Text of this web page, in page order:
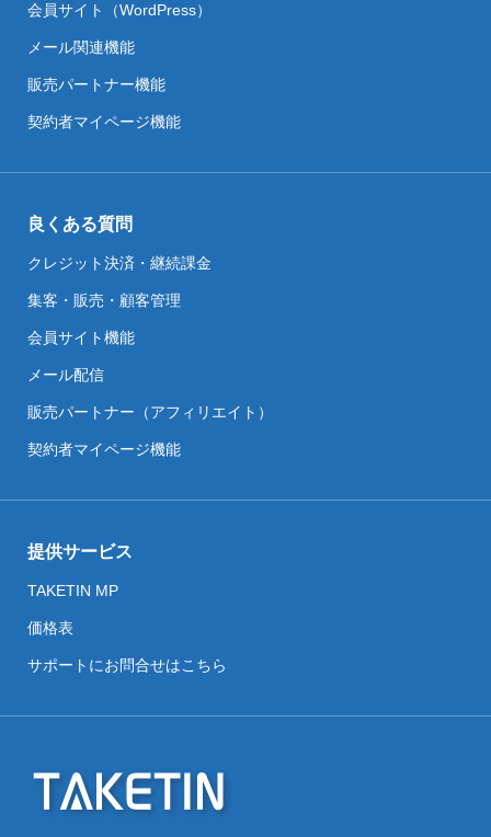
会員サイト（WordPress）
メール関連機能
販売パートナー機能
契約者マイページ機能
良くある質問
クレジット決済・継続課金
集客・販売・顧客管理
会員サイト機能
メール配信
販売パートナー（アフィリエイト）
契約者マイページ機能
提供サービス
TAKETIN MP
価格表
サポートにお問合せはこちら